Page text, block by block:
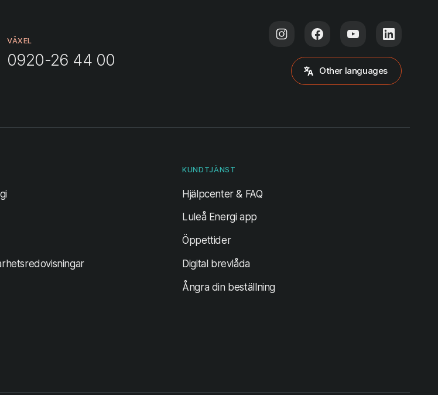
VÄXEL
0920-26 44 00
Other languages
KUNDTJÄNST
Hjälpcenter & FAQ
Luleå Energi app
Öppettider
Digital brevlåda
Ångra din beställning